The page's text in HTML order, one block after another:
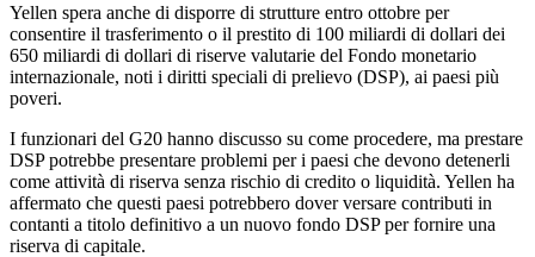
Yellen spera anche di disporre di strutture entro ottobre per
consentire il trasferimento o il prestito di 100 miliardi di dollari dei
650 miliardi di dollari di riserve valutarie del Fondo monetario
internazionale, noti i diritti speciali di prelievo (DSP), ai paesi più
poveri.
I funzionari del G20 hanno discusso su come procedere, ma prestare
DSP potrebbe presentare problemi per i paesi che devono detenerli
come attività di riserva senza rischio di credito o liquidità. Yellen ha
affermato che questi paesi potrebbero dover versare contributi in
contanti a titolo definitivo a un nuovo fondo DSP per fornire una
riserva di capitale.